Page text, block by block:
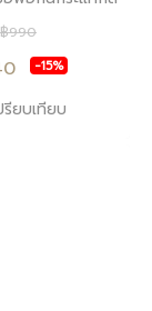
หนา3ซม.
฿990
-15%
รียบเทียบ